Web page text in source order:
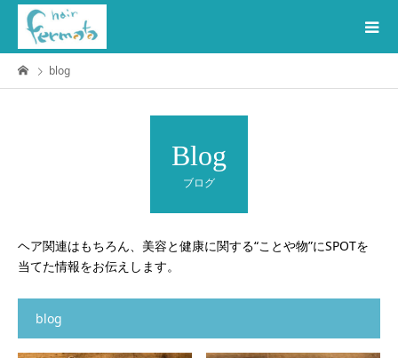
blog
Blog
ブログ
ヘア関連はもちろん、美容と健康に関する“ことや物”にSPOTを
当てた情報をお伝えします。
blog